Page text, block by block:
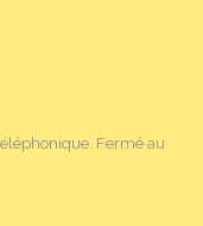
Fermé au